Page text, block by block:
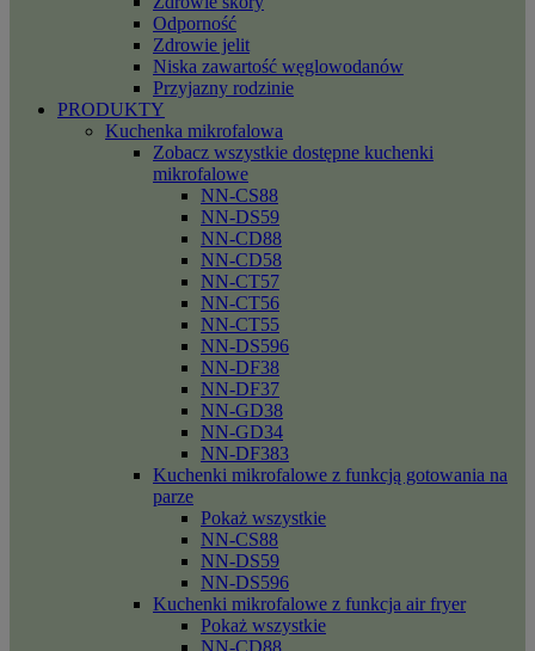
Odporność
Zdrowie jelit
Niska zawartość węglowodanów
Przyjazny rodzinie
PRODUKTY
Kuchenka mikrofalowa
Zobacz wszystkie dostępne kuchenki
mikrofalowe
NN-CS88
NN-DS59
NN-CD88
NN-CD58
NN-CT57
NN-CT56
NN-CT55
NN-DS596
NN-DF38
NN-DF37
NN-GD38
NN-GD34
NN-DF383
Kuchenki mikrofalowe z funkcją gotowania na
parze
Pokaż wszystkie
NN-CS88
NN-DS59
NN-DS596
Kuchenki mikrofalowe z funkcja air fryer
Pokaż wszystkie
NN-CD88